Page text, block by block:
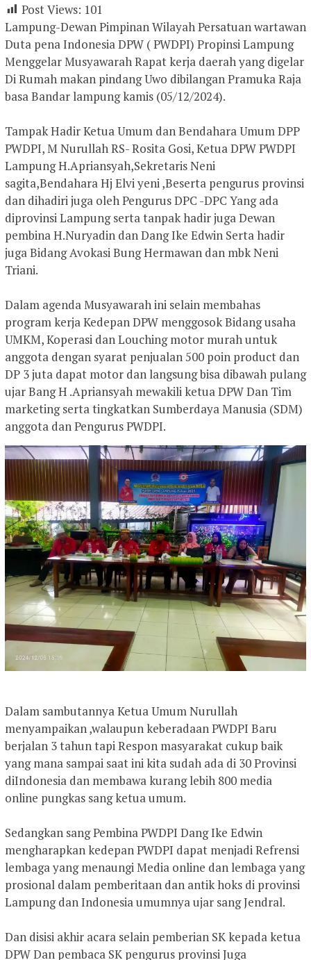
Post Views: 101
Lampung-Dewan Pimpinan Wilayah Persatuan wartawan
Duta pena Indonesia DPW ( PWDPI) Propinsi Lampung
Menggelar Musyawarah Rapat kerja daerah yang digelar
Di Rumah makan pindang Uwo dibilangan Pramuka Raja
basa Bandar lampung kamis (05/12/2024).
Tampak Hadir Ketua Umum dan Bendahara Umum DPP
PWDPI, M Nurullah RS- Rosita Gosi, Ketua DPW PWDPI
Lampung H.Apriansyah,Sekretaris Neni
sagita,Bendahara Hj Elvi yeni ,Beserta pengurus provinsi
dan dihadiri juga oleh Pengurus DPC -DPC Yang ada
diprovinsi Lampung serta tanpak hadir juga Dewan
pembina H.Nuryadin dan Dang Ike Edwin Serta hadir
juga Bidang Avokasi Bung Hermawan dan mbk Neni
Triani.
Dalam agenda Musyawarah ini selain membahas
program kerja Kedepan DPW menggosok Bidang usaha
UMKM, Koperasi dan Louching motor murah untuk
anggota dengan syarat penjualan 500 poin product dan
DP 3 juta dapat motor dan langsung bisa dibawah pulang
ujar Bang H .Apriansyah mewakili ketua DPW Dan Tim
marketing serta tingkatkan Sumberdaya Manusia (SDM)
anggota dan Pengurus PWDPI.
Dalam sambutannya Ketua Umum Nurullah
menyampaikan ,walaupun keberadaan PWDPI Baru
berjalan 3 tahun tapi Respon masyarakat cukup baik
yang mana sampai saat ini kita sudah ada di 30 Provinsi
diIndonesia dan membawa kurang lebih 800 media
online pungkas sang ketua umum.
Sedangkan sang Pembina PWDPI Dang Ike Edwin
mengharapkan kedepan PWDPI dapat menjadi Refrensi
lembaga yang menaungi Media online dan lembaga yang
prosional dalam pemberitaan dan antik hoks di provinsi
Lampung dan Indonesia umumnya ujar sang Jendral.
Dan disisi akhir acara selain pemberian SK kepada ketua
DPW Dan pembaca SK pengurus provinsi Juga